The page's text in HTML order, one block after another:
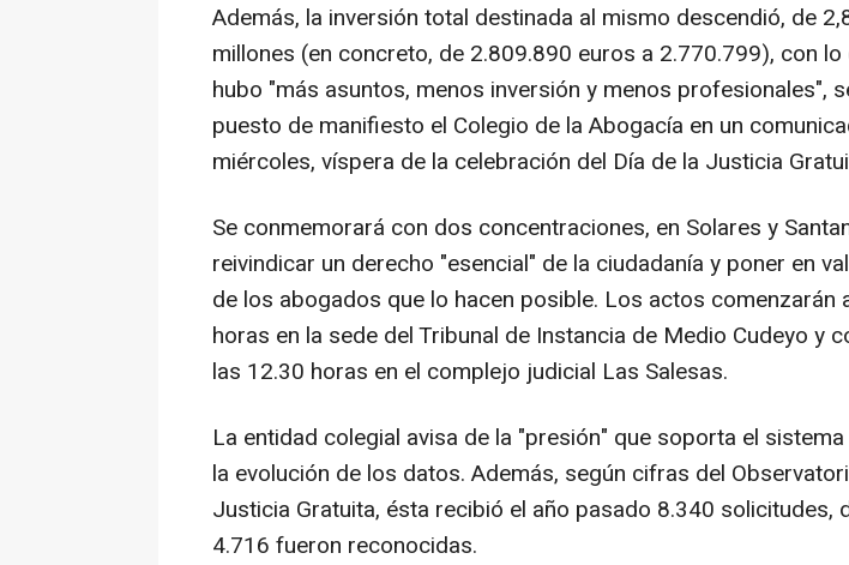
Además, la inversión total destinada al mismo descendió, de
millones (en concreto, de 2.809.890 euros a 2.770.799), con lo
hubo "más asuntos, menos inversión y menos profesionales",
puesto de manifiesto el Colegio de la Abogacía en un
miércoles, víspera de la celebración del Día de la Justicia
Se conmemorará con dos concentraciones, en Solares y
reivindicar un derecho "esencial" de la ciudadanía y poner en
de los abogados que lo hacen posible. Los actos comenzarán
horas en la sede del Tribunal de Instancia de Medio Cudeyo y
las 12.30 horas en el complejo judicial Las Salesas.
La entidad colegial avisa de la "presión" que soporta el
la evolución de los datos. Además, según cifras del
Justicia Gratuita, ésta recibió el año pasado 8.340 solicitudes,
4.716 fueron reconocidas.